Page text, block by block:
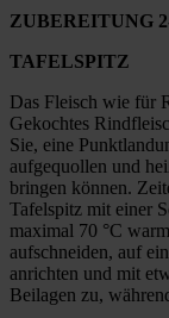
ZUBEREITUNG
TAFELSPITZ
Das Fleisch wie für
Gekochtes
Sie, eine
aufgequollen und
bringen können.
Tafelspitz mit einer
maximal 70 °C
aufschneiden, auf
anrichten und mit
Beilagen zu,